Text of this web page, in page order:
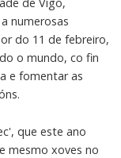
numerosas
do 11 de febreiro,
o mundo, co fin
e fomentar as
que este ano
mesmo xoves no